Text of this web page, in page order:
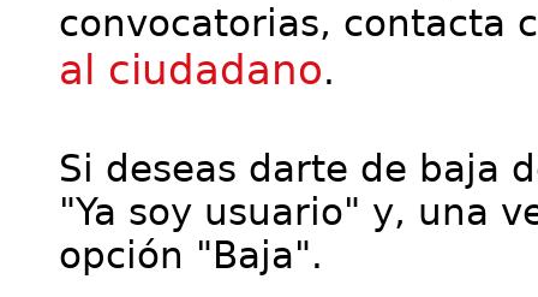
convocatorias, contacta
al ciudadano.
Si deseas darte de baja
"Ya soy usuario" y, una
opción "Baja".